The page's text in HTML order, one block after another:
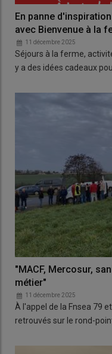
En panne
avec Bienvenue à la
11 décembre 2025
Séjours à la ferme,
y a des idées cadeaux
"MACF, Mercosur,
métier"
11 décembre 2025
À l'appel de la Fnsea 79
retrouvés sur le rond-